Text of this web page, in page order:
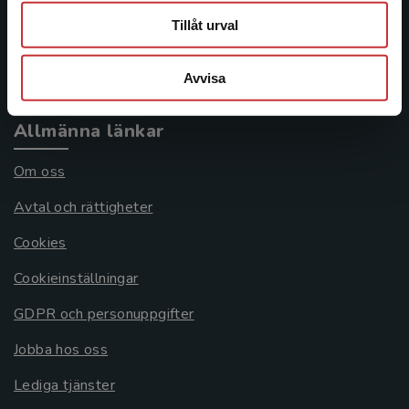
Tillåt urval
Avvisa
Frågor och svar
Köpvillkor
Allmänna länkar
Om oss
Avtal och rättigheter
Cookies
Cookieinställningar
GDPR och personuppgifter
Jobba hos oss
Lediga tjänster